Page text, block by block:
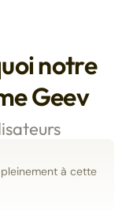
notre
Geev
à cette